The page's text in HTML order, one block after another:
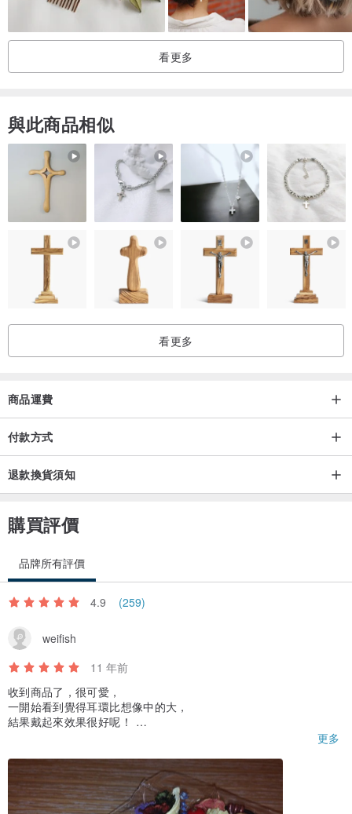
看更多
與此商品相似
看更多
商品運費
付款方式
退款換貨須知
購買評價
品牌所有評價
4.9 (259)
weifish
11 年前
收到商品了，很可愛，
一開始看到覺得耳環比想像中的大，
結果戴起來效果很好呢！
更多